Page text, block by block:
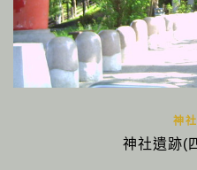
神
神社遺跡(